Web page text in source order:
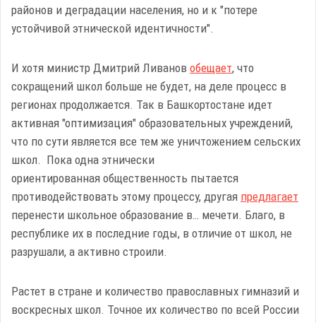
районов и деградации населения, но и к "потере
устойчивой этнической идентичности".
И хотя министр Дмитрий Ливанов обещает, что
сокращений школ больше не будет, на деле процесс в
регионах продолжается. Так в Башкортостане идет
активная "оптимизация" образовательных учреждений,
что по сути является все тем же уничтожением сельских
школ. Пока одна этнически
ориентированная общественность пытается
противодействовать этому процессу, другая предлагает
перенести школьное образование в… мечети. Благо, в
республике их в последние годы, в отличие от школ, не
разрушали, а активно строили.
Растет в стране и количество православных гимназий и
воскресных школ. Точное их количество по всей России